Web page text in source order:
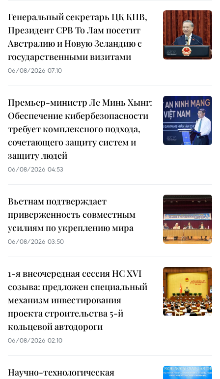
Генеральный секретарь ЦК КПВ,
Президент СРВ То Лам посетит
Австралию и Новую Зеландию с
государственными визитами
06/08/2026 07:10
Премьер-министр Ле Минь Хынг:
Обеспечение кибербезопасности
требует комплексного подхода,
сочетающего защиту систем и
защиту людей
06/08/2026 04:53
Вьетнам подтверждает
приверженность совместным
усилиям по укреплению мира
06/08/2026 03:50
1-я внеочередная сессия НС XVI
созыва: предложен специальный
механизм инвестирования
проекта строительства 5-й
кольцевой автодороги
06/08/2026 02:10
Научно-технологическая